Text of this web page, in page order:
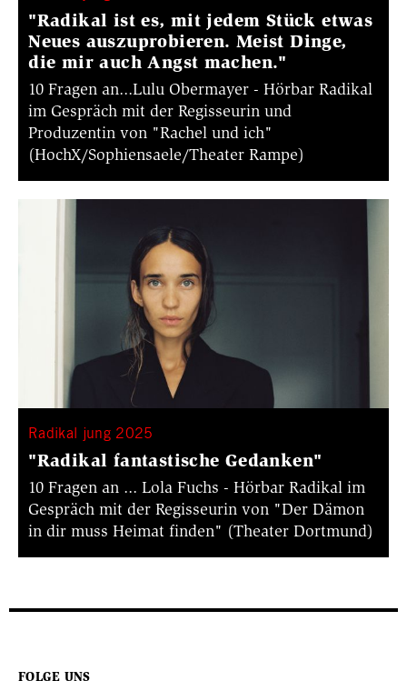
"Radikal ist es, mit jedem Stück etwas
Neues auszuprobieren. Meist Dinge,
die mir auch Angst machen."
10 Fragen an...Lulu Obermayer - Hörbar Radikal
im Gespräch mit der Regisseurin und
Produzentin von "Rachel und ich"
(HochX/Sophiensaele/Theater Rampe)
Radikal jung 2025
"Radikal fantastische Gedanken"
10 Fragen an ... Lola Fuchs - Hörbar Radikal im
Gespräch mit der Regisseurin von "Der Dämon
in dir muss Heimat finden" (Theater Dortmund)
FOLGE UNS